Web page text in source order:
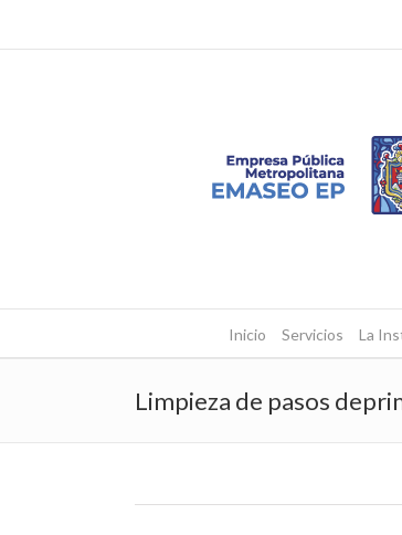
Inicio Servicios La
Limpieza de pasos